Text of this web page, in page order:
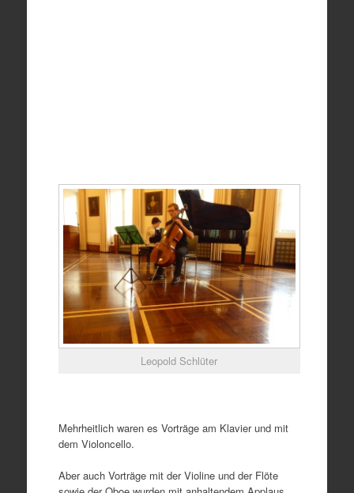
Leopold Schlüter
Mehrheitlich waren es Vorträge am Klavier und mit
dem Violoncello.
Aber auch Vorträge mit der Violine und der Flöte